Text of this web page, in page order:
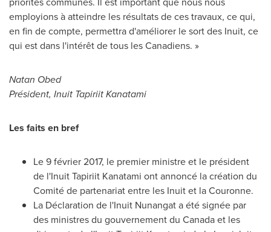
employions à atteindre les résultats de ces travaux, ce qui,
en fin de compte, permettra d'améliorer le sort des Inuit, ce
qui est dans l'intérêt de tous les Canadiens. »
Natan Obed
Président, Inuit Tapiriit Kanatami
Les faits en bref
Le 9 février 2017, le premier ministre et le président
de l'Inuit Tapiriit Kanatami ont annoncé la création du
Comité de partenariat entre les Inuit et la Couronne.
La Déclaration de l'Inuit Nunangat a été signée par
des ministres du gouvernement du Canada et les